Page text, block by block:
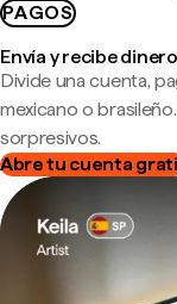
PAGOS
Envía y recibe
Divide una cuenta,
mexicano o
sorpresivos.
Abre tu cuenta